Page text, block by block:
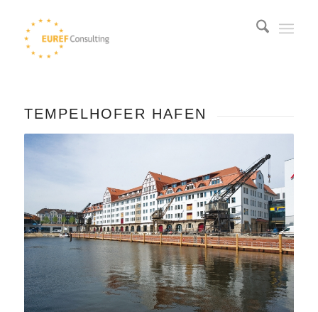
TEMPELHOFER HAFEN